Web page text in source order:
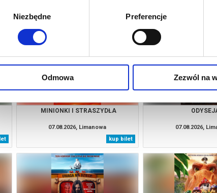
Niezbędne Preferencje
Odmowa Zezwól na
MINIONKI I STRASZYDŁA
07.08.2026, Limanowa
kup bilet
07.08.2026,